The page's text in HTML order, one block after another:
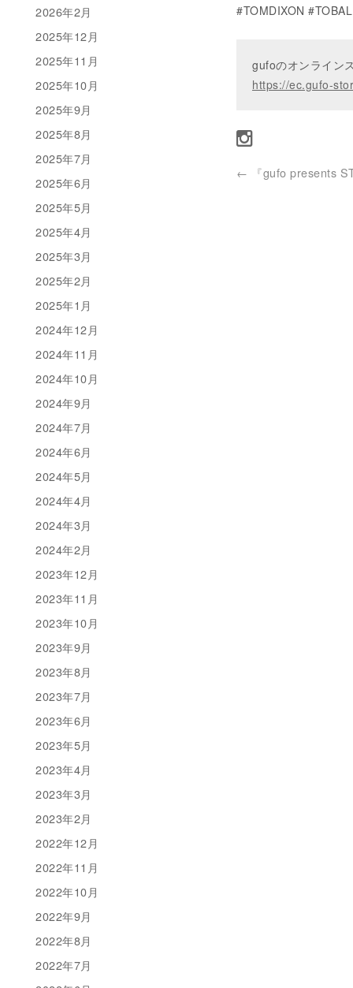
#TOMDIXON
gufoのオンライン
https://ec.gufo-
← 『gufo presents
2026年2月
2025年12月
2025年11月
2025年10月
2025年9月
2025年8月
2025年7月
2025年6月
2025年5月
2025年4月
2025年3月
2025年2月
2025年1月
2024年12月
2024年11月
2024年10月
2024年9月
2024年7月
2024年6月
2024年5月
2024年4月
2024年3月
2024年2月
2023年12月
2023年11月
2023年10月
2023年9月
2023年8月
2023年7月
2023年6月
2023年5月
2023年4月
2023年3月
2023年2月
2022年12月
2022年11月
2022年10月
2022年9月
2022年8月
2022年7月